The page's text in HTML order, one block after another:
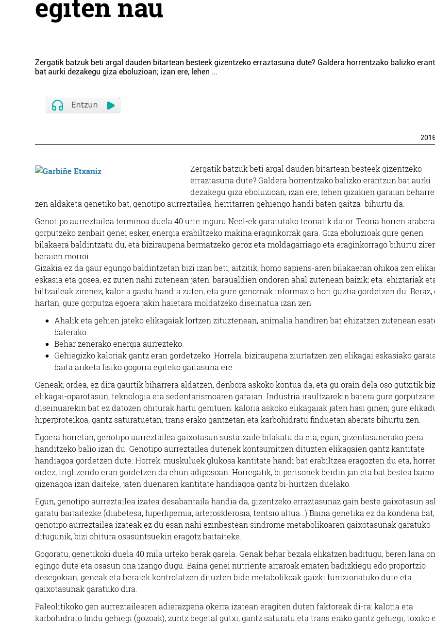
egiten nau
Zergatik batzuk beti argal dauden bitartean besteek gizentzeko erraztasuna dute? Galdera horrentzako balizko
bat aurki dezakegu giza eboluzioan; izan ere, lehen ...
Zergatik batzuk beti argal dauden bitartean besteek gizentzeko
erraztasuna dute? Galdera horrentzako balizko erantzun bat aurki
dezakegu giza eboluzioan; izan ere, lehen gizakien garaian
zen aldaketa genetiko bat, genotipo aurreztailea, herritarren gehiengo handi baten gaitza bihurtu da.
Genotipo aurreztailea terminoa duela 40 urte inguru Neel-ek garatutako teoriatik dator. Teoria horren
gorputzeko zenbait genei esker, energia erabiltzeko makina eraginkorrak gara. Giza eboluzioak gure genen
bilakaera baldintzatu du, eta biziraupena bermatzeko geroz eta moldagarriago eta eraginkorrago bihurtu
beraien morroi.
Gizakia ez da gaur egungo baldintzetan bizi izan beti, aitzitik, homo sapiens-aren bilakaeran ohikoa zen
eskasia eta gosea, ez zuten nahi zutenean jaten, baraualdien ondoren ahal zutenean baizik; eta ehiztariak
biltzaileak zirenez, kaloria gastu handia zuten, eta gure genomak informazio hori guztia gordetzen du. Beraz,
hartan, gure gorputza egoera jakin haietara moldatzeko diseinatua izan zen:
Ahalik eta gehien jateko elikagaiak lortzen zituztenean, animalia handiren bat ehizatzen zutenean
baterako.
Behar zenerako energia aurrezteko.
Gehiegizko kaloriak gantz eran gordetzeko. Horrela, biziraupena ziurtatzen zen elikagai eskasiako
baita ariketa fisiko gogorra egiteko gaitasuna ere.
Geneak, ordea, ez dira gaurtik biharrera aldatzen, denbora askoko kontua da, eta gu orain dela oso gutxitik
elikagai-oparotasun, teknologia eta sedentarismoaren garaian. Industria iraultzarekin batera gure
diseinuarekin bat ez datozen ohiturak hartu genituen: kaloria askoko elikagaiak jaten hasi ginen; gure
hiperproteikoa, gantz saturatuetan, trans erako gantzetan eta karbohidratu finduetan aberats bihurtu zen.
Egoera horretan, genotipo aurreztailea gaixotasun sustatzaile bilakatu da eta, egun, gizentasunerako joera
handitzeko balio izan du. Genotipo aurreztailea dutenek kontsumitzen dituzten elikagaien gantz kantitate
handiagoa gordetzen dute. Horrek, muskuluek glukosa kantitate handi bat erabiltzea eragozten du eta,
ordez, triglizerido eran gordetzen da ehun adiposoan. Horregatik, bi pertsonek berdin jan eta bat bestea baino
gizenagoa izan daiteke, jaten duenaren kantitate handiagoa gantz bi-hurtzen duelako.
Egun, genotipo aurreztailea izatea desabantaila handia da, gizentzeko erraztasunaz gain beste gaixotasun
garatu baitaitezke (diabetesa, hiperlipemia, arterosklerosia, tentsio altua…).Baina genetika ez da kondena bat,
genotipo aurreztailea izateak ez du esan nahi ezinbestean sindrome metabolikoaren gaixotasunak garatuko
ditugunik, bizi ohitura osasuntsuekin eragotz baitaiteke.
Gogoratu, genetikoki duela 40 mila urteko berak garela. Genak behar bezala elikatzen baditugu, beren lana
egingo dute eta osasun ona izango dugu. Baina genei nutriente arraroak ematen badizkiegu edo proportzio
desegokian, geneak eta beraiek kontrolatzen dituzten bide metabolikoak gaizki funtzionatuko dute eta
gaixotasunak garatuko dira.
Paleolitikoko gen aurreztailearen adierazpena okerra izatean eragiten duten faktoreak di-ra: kaloria eta
karbohidrato findu gehiegi (gozoak), zuntz begetal gutxi, gantz saturatu eta trans erako gantz gehiegi, toxiko